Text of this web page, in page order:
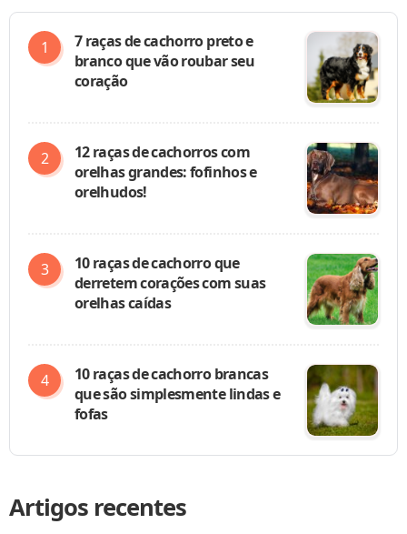
7 raças de cachorro preto e
branco que vão roubar seu
coração
12 raças de cachorros com
orelhas grandes: fofinhos e
orelhudos!
10 raças de cachorro que
derretem corações com suas
orelhas caídas
10 raças de cachorro brancas
que são simplesmente lindas e
fofas
Artigos recentes